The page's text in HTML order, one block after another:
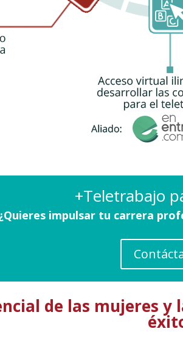
+Teletrabajo
impulsar tu carrera
de las mujeres